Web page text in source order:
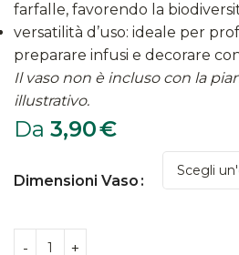
farfalle, favorendo la
versatilità d’uso: ideale per
preparare infusi e decorare
Il vaso non è incluso con la
illustrativo.
Da 3,90€
Dimensioni Vaso